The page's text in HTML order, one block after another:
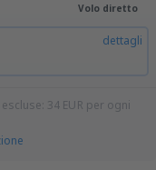
Volo diretto
dettagli
34 EUR per ogni